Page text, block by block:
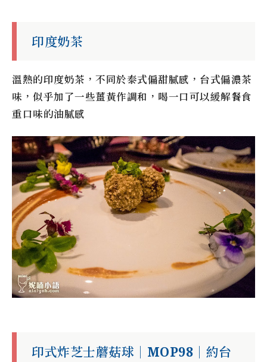
印度奶茶
溫熱的印度奶茶，不同於泰式偏甜膩感，台式偏濃茶
味，似乎加了一些薑黃作調和，喝一口可以緩解餐食
重口味的油膩感
印式炸芝士蘑菇球｜MOP98｜約台